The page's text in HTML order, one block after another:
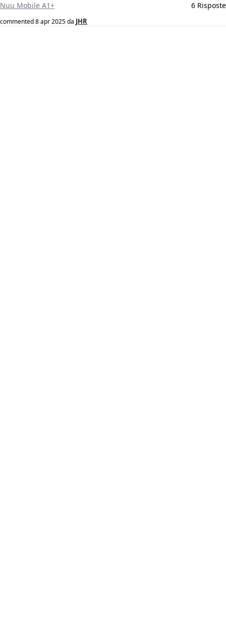
Nuu Mobile A1+ 6 Risposte
commented8 apr 2025da JHR